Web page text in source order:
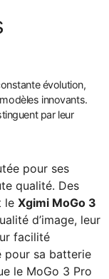
évolution,
innovants.
par leur
pour ses
qualité. Des
leXgimi MoGo 3
d’image, leur
facilité
pour sa batterie
le MoGo 3 Pro